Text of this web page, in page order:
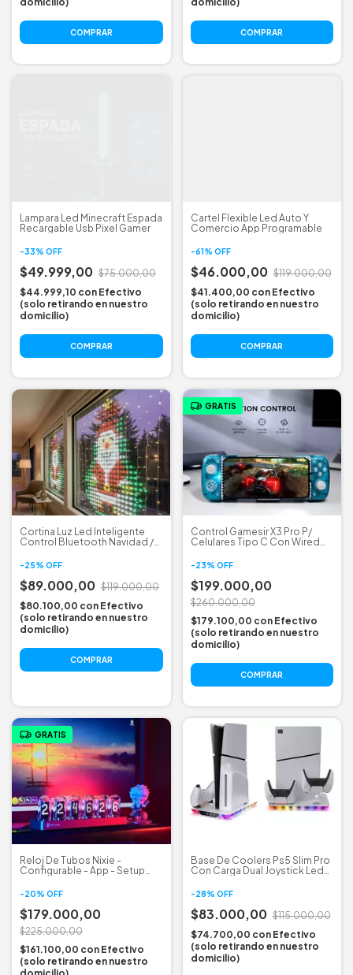
Lampara Led Minecraft Espada
Recargable Usb Pixel Gamer
-33% OFF
$49.999,00 $75.000,00
$44.999,10 con Efectivo
(solo retirando en nuestro
domicilio)
Cartel Flexible Led Auto Y
Comercio App Programable
-61% OFF
$46.000,00 $119.000,00
$41.400,00 con Efectivo
(solo retirando en nuestro
domicilio)
COMPRAR
Cortina Luz Led Inteligente
Control Bluetooth Navidad /
-25% OFF
$89.000,00 $119.000,00
$80.100,00 con Efectivo
(solo retirando en nuestro
domicilio)
COMPRAR
GRATIS
Control Gamesir X3 Pro P/
Celulares Tipo C Con Wired
Pro P/ Celulares Tipo C Con
Gamesir X3 Pro P/ Celu
-23% OFF
$199.000,00
$260.000,00
$179.100,00 con Efectivo
(solo retirando en nuestro
domicilio)
GRATIS
Reloj De Tubos Nixie -
Configurable - App - Setup
-20% OFF
$179.000,00
$225.000,00
$161.100,00 con Efectivo
(solo retirando en nuestro
Base De Coolers Ps5 Slim Pro
Con Carga Dual Joystick Led
-28% OFF
$83.000,00 $115.000,00
$74.700,00 con Efectivo
(solo retirando en nuestro
domicilio)